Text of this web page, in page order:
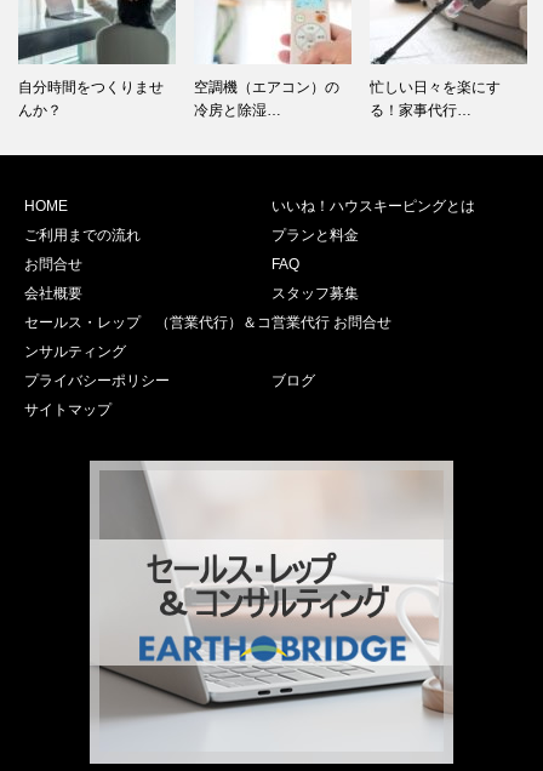
自分時間をつくりませ
んか？
空調機（エアコン）の
冷房と除湿…
忙しい日々を楽にす
る！家事代行…
HOME
いいね！ハウスキーピングとは
ご利用までの流れ
プランと料金
お問合せ
FAQ
会社概要
スタッフ募集
セールス・レップ （営業代行）＆コ
ンサルティング
営業代行 お問合せ
プライバシーポリシー
ブログ
サイトマップ